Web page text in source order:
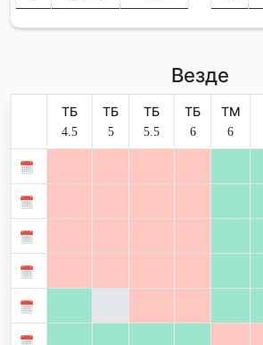
Везде
ТБ
4.5
ТБ
5
ТБ
5.5
ТБ
6
ТМ
6